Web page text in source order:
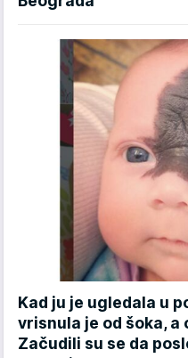
Kad ju je ugledala u
vrisnula je od šoka,
Začudili su se da